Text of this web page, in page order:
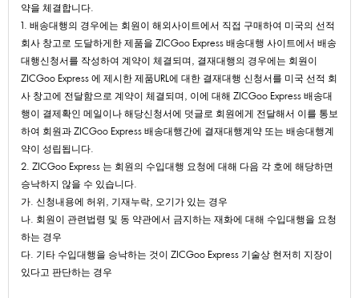
약을체결합니다.
1.배송대행의경우에는회원이해외사이트에서직접구매하여미국의선적
회사창고로도달하게한제품을ZICGooExpress배송대행사이트에서배송
대행신청서를작성하여계약이체결되며,결재대행의경우에는회원이
ZICGooExpress에제시한제품URL에대한결재대행신청서를미국선적회
사창고에전달함으로계약이체결되며,이에대해ZICGooExpress배송대
행이결제확인메일이나해당신청서에덧글로회원에게전달해서이를통보
하여회원과ZICGooExpress배송대행간에결재대행계약또는배송대행계
약이성립됩니다.
2.ZICGooExpress는회원의수입대행요청에대해다음각호에해당하면
승낙하지않을수있습니다.
가.신청내용에허위,기재누락,오기가있는경우
나.회원이관련법령및동약관에서금지하는재화에대해수입대행을요청
하는경우
다.기타수입대행을승낙하는것이ZICGooExpress기술상현저히지장이
있다고판단하는경우